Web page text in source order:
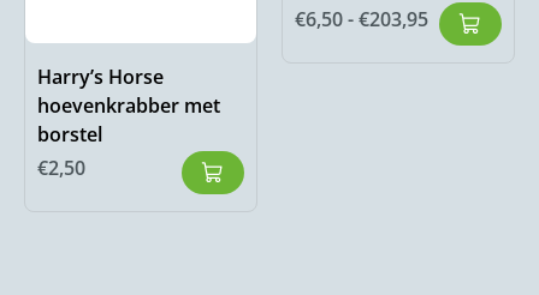
Harry’s Horse
hoevenkrabber met
borstel
€2,50
€6,50-€203,95